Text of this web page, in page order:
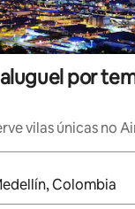
por
vilas únicas no
estiverem